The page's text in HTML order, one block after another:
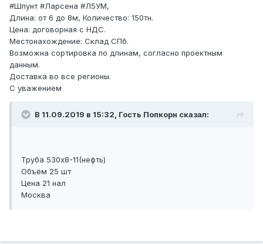
#Шпунт #Ларсена #Л5УМ,
Длина: от 6 до 8м, Количество: 150тн.
Цена: договорная с НДС.
Местонахождение: Склад СПб.
Возможна сортировка по длинам, согласно проектным
данным.
Доставка во все регионы.
С уважением
В 11.09.2019 в 15:32, Гость Попкорн сказал:
Труба 530х8-11(нефть)
Объём 25 шт
Цена 21 нал
Москва